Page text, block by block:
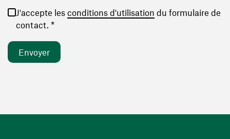
J'accepte les conditions d'utilisation (ouvre une
du formulaire de
contact. *